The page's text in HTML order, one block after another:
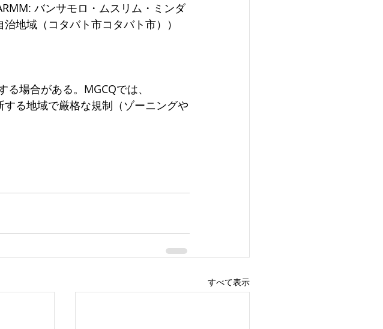
バンサモロ・ムスリム・ミンダ
地域（コタバト市コタバト市））
場合がある。MGCQでは、
る地域で厳格な規制（ゾーニングや
すべて表示